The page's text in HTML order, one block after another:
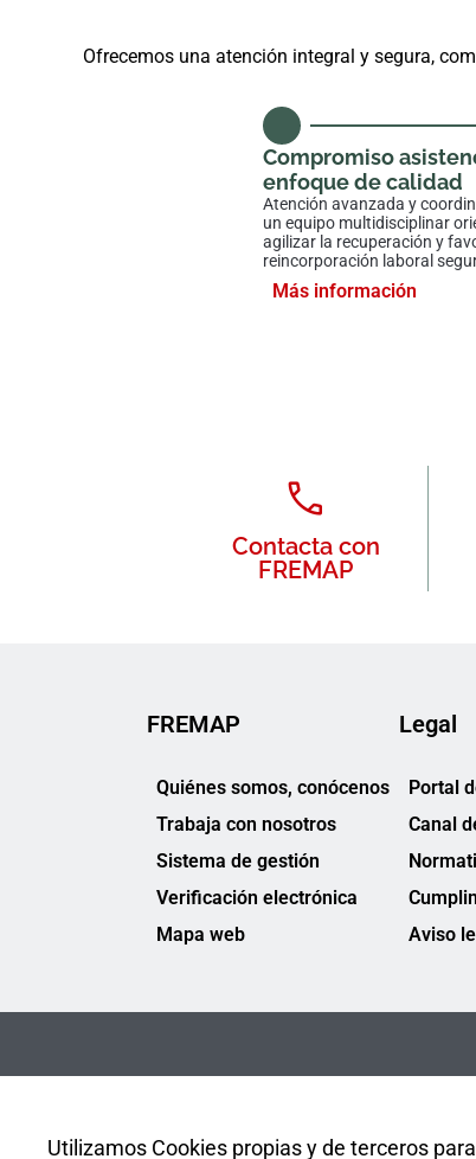
Utilizamos Cookies propias y de terceros
Ofrecemos una atención integral y segura,
Compromiso
enfoque de calidad
Atención avanzada y
un equipo multidisciplinar
agilizar la recuperación y
reincorporación laboral
Más información
Contacta con
FREMAP
FREMAP
Quiénes somos, conócenos
Trabaja con nosotros
Sistema de gestión
Verificación electrónica
Mapa web
Legal
Portal
Canal
Aviso